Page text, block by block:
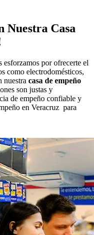
Nuestra Casa
esforzamos por ofrecerte el
como electrodomésticos,
nuestra casa de empeño
son justas y
de empeño confiable y
en Veracruz para